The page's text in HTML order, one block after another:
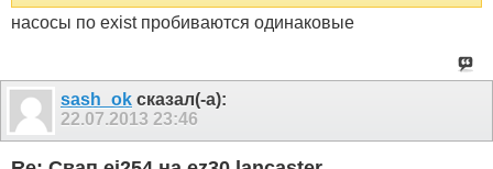
насосы по exist пробиваются одинаковые
sash_ok сказал(-а):
22.07.2013 23:46